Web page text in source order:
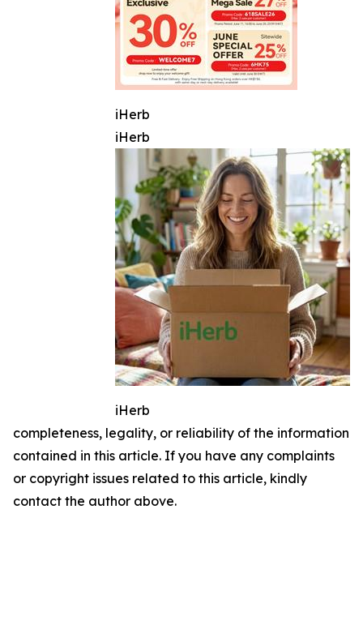
iHerb
iHerb
iHerb
completeness, legality, or reliability of the information
contained in this article. If you have any complaints
or copyright issues related to this article, kindly
contact the author above.